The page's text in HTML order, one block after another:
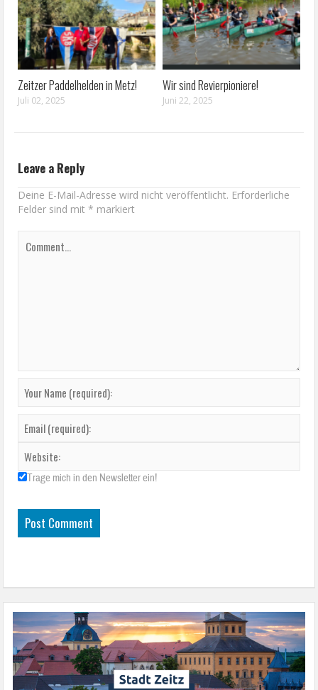
Zeitzer Paddelhelden in Metz!
Juli 02, 2025
Wir sind Revierpioniere!
Juni 22, 2025
Leave a Reply
Deine E-Mail-Adresse wird nicht veröffentlicht. Erforderliche
Felder sind mit* markiert
Trage mich in den Newsletter ein!